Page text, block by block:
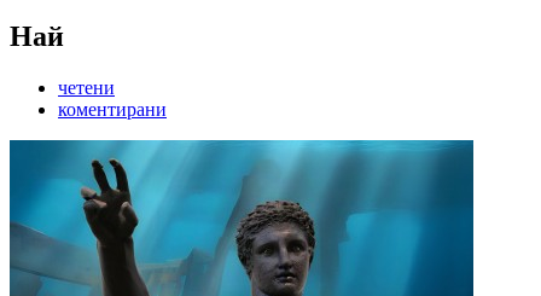
Най
четени
коментирани